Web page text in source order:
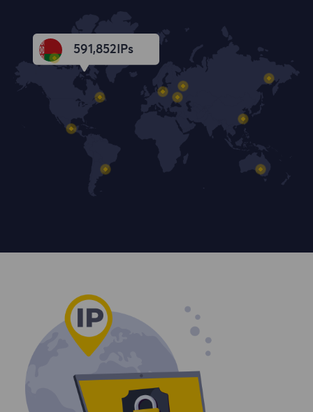
591,853 IPs